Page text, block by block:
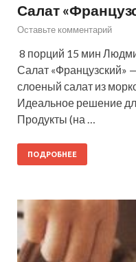
Салат
Оставьте комментарий
8 порций 15 мин
Салат «Французский»
слоеный салат из
Идеальное решение
Продукты (на …
ПОДРОБНЕЕ